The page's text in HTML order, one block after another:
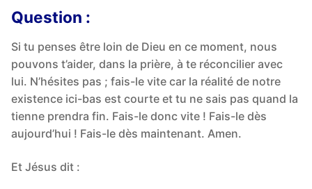
Question :
Si tu penses être loin de Dieu en ce moment, nous
pouvons t’aider, dans la prière, à te réconcilier avec
lui. N’hésites pas ; fais-le vite car la réalité de notre
existence ici-bas est courte et tu ne sais pas quand la
tienne prendra fin. Fais-le donc vite ! Fais-le dès
aujourd’hui ! Fais-le dès maintenant. Amen.
Et Jésus dit :